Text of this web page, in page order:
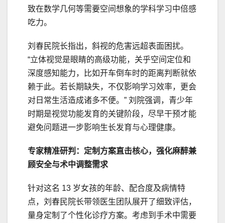
致在数学几何等需要空间想象的学科学习中倍感
吃力。
刘春民院长指出，斜视的危害远超表面困扰。
“立体视觉是眼睛的高级功能，关乎空间定位和
深度感知能力，比如开车倒车时的距离判断就依
赖于此。若长期缺失，不仅影响学习效率，更会
对日常生活造成诸多不便。” 刘院强调，青少年
时期是视觉功能发育的关键阶段，尽早干预才能
避免问题进一步影响生长发育与心理健康。
专家精准研判：定制方案直击核心，强化麻醉兼
顾安全与术中调整需求
针对这名 13 岁女孩的年龄、配合度及病情特
点，刘春民院长带领医生团队展开了细致评估，
量身定制了个性化诊疗方案。考虑到手术中需要